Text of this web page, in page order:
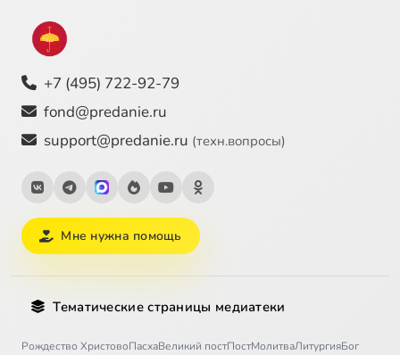
+7 (495) 722-92-79
fond@predanie.ru
support@predanie.ru (техн.вопросы)
Мне нужна помощь
Тематические страницы медиатеки
Рождество ХристовоПасхаВеликий постПостМолитваЛитургияБог